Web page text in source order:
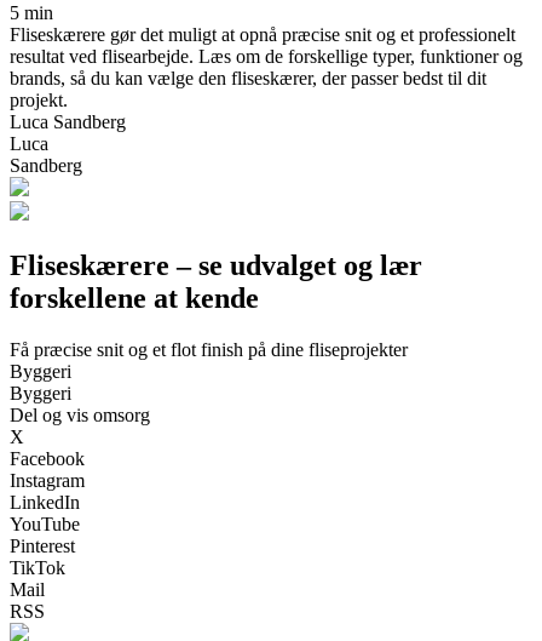
5 min
Fliseskærere gør det muligt at opnå præcise snit og et professionelt
resultat ved flisearbejde. Læs om de forskellige typer, funktioner og
brands, så du kan vælge den fliseskærer, der passer bedst til dit
projekt.
Luca Sandberg
Luca
Sandberg
Fliseskærere – se udvalget og lær
forskellene at kende
Få præcise snit og et flot finish på dine fliseprojekter
Byggeri
Byggeri
Del og vis omsorg
X
Facebook
Instagram
LinkedIn
YouTube
Pinterest
TikTok
Mail
RSS